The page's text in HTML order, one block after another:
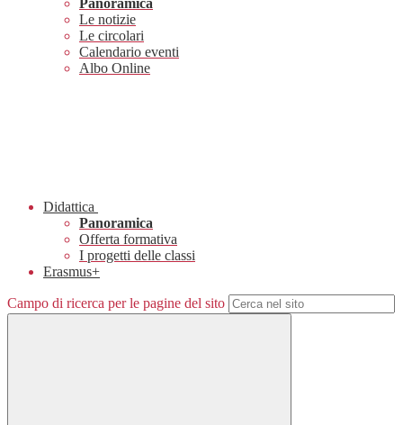
Panoramica
Le notizie
Le circolari
Calendario eventi
Albo Online
Didattica
Panoramica
Offerta formativa
I progetti delle classi
Erasmus+
Campo di ricerca per le pagine del sito